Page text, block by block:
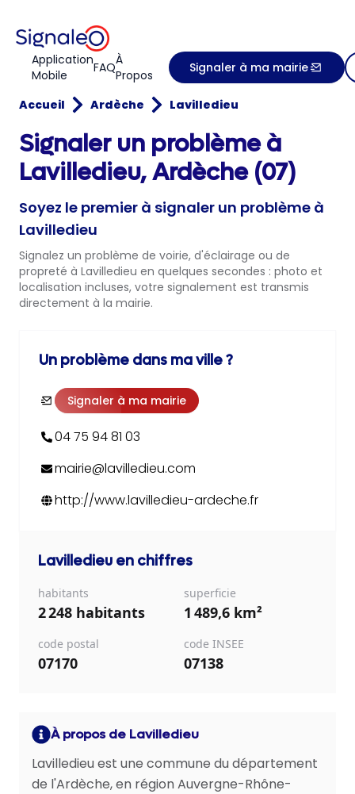
Application
Mobile
FAQÀ
Propos
Signaler à ma mairie
Accueil Ardèche Lavilledieu
Signaler un problème à
Lavilledieu, Ardèche (07)
Soyez le premier à signaler un problème à
Lavilledieu
Signalez un problème de voirie, d'éclairage ou de
propreté à Lavilledieu en quelques secondes : photo et
localisation incluses, votre signalement est transmis
directement à la mairie.
Un problème dans ma ville ?
Signaler à ma mairie
04 75 94 81 03
mairie@lavilledieu.com
http://www.lavilledieu-ardeche.fr
Lavilledieu en chiffres
habitants
2 248 habitants
superficie
1 489,6 km²
code postal
07170
code INSEE
07138
À propos de Lavilledieu
Lavilledieu est une commune du département
de l'Ardèche, en région Auvergne-Rhône-